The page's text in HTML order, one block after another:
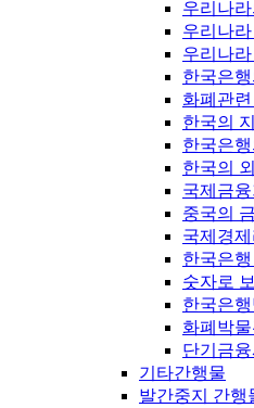
우리나
우리나
우리나
한국은
화폐관
한국의
한국은
한국의
국제금
중국의
국제경
한국은
숫자로
한국은
화폐박
단기금
기타간행물
발간중지 간행